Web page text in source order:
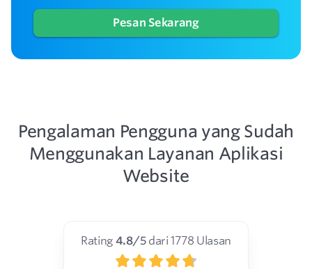
Pesan Sekarang
Pengalaman Pengguna yang Sudah
Menggunakan Layanan Aplikasi
Website
Rating 4.8/5dari1778 Ulasan